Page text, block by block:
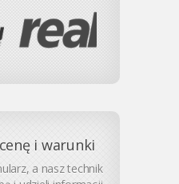
i warunki
a nasz technik